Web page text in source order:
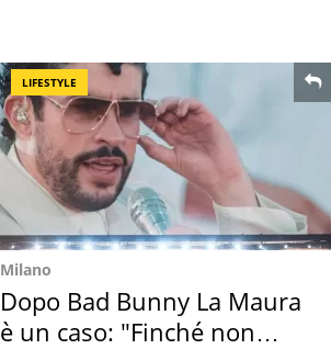
LIFESTYLE
Milano
Dopo Bad Bunny La Maura
è un caso: "Finché non